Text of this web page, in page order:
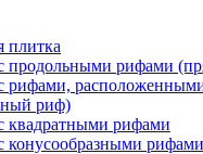
плитка
продольными рифами
рифами,
риф)
квадратными рифами
конусообразными рифами